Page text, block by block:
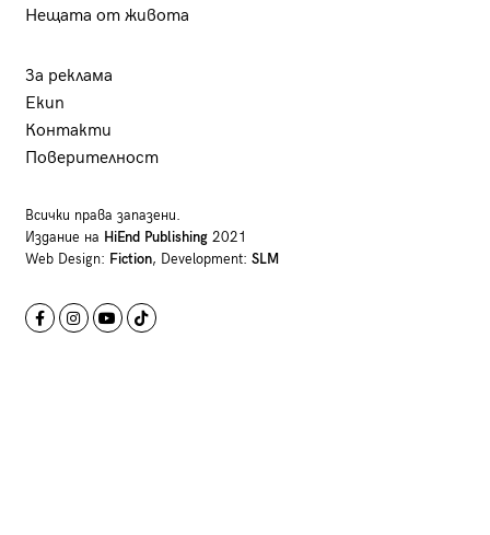
Нещата от живота
За реклама
Екип
Контакти
Поверителност
Всички права запазени.
Издание на HiEnd Publishing2021
Web Design: Fiction, Development: SLM